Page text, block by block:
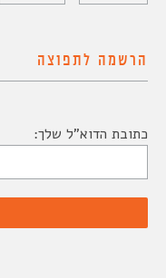
הרשמה לתפוצה
כתובת הדוא"ל שלך: